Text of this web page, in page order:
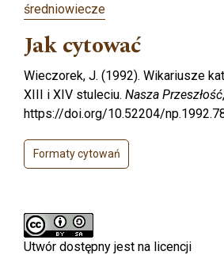
średniowiecze
Jak cytować
Wieczorek, J. (1992). Wikariusze
XIII i XIV stuleciu. Nasza Przeszłość,
https://doi.org/10.52204/
Formaty cytowań
Utwór dostępny jest na licencji